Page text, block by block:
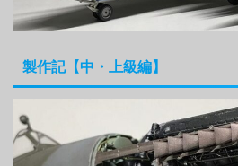
製作記【中・上級編】